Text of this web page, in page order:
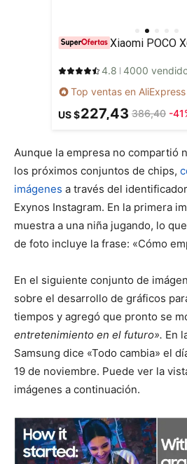
4.8 4000
Top ventas en AliExpress
US $227,43 386,40 -
Aunque la empresa no compartió
los próximos conjuntos de chips,
imágenes a través del
Exynos Instagram. En la primera
muestra a una niña jugando, lo
de foto incluye la frase: «Cómo
En el siguiente conjunto de
sobre el desarrollo de gráficos
tiempos y agregó que pronto se
entretenimiento en el futuro». En
Samsung dice «Todo cambia» el
19 de noviembre. Puede ver la
imágenes a continuación.